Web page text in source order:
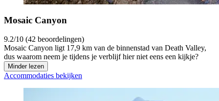
Mosaic Canyon
9.2/10 (42 beoordelingen)
Mosaic Canyon ligt 17,9 km van de binnenstad van Death Valley,
dus waarom neem je tijdens je verblijf hier niet eens een kijkje?
Minder lezen
Accommodaties bekijken